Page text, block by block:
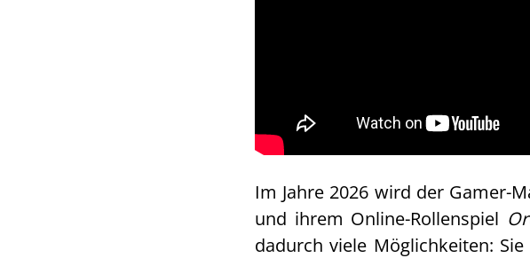
Im Jahre 2026 wird der Gamer-
und ihrem Online-Rollenspiel
dadurch viele Möglichkeiten: